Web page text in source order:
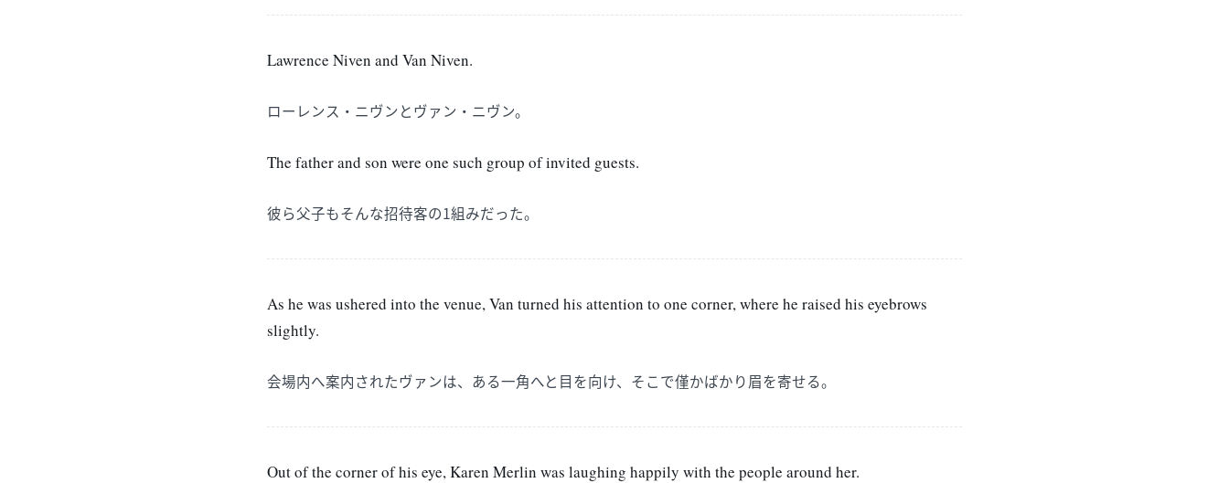
Lawrence Niven and Van Niven.
ローレンス・ニヴンとヴァン・ニヴン。
The father and son were one such group of invited guests.
彼ら父子もそんな招待客の1組みだった。
As he was ushered into the venue, Van turned his attention to one corner, where he raised his eyebrows
slightly.
会場内へ案内されたヴァンは、ある一角へと目を向け、そこで僅かばかり眉を寄せる。
Out of the corner of his eye, Karen Merlin was laughing happily with the people around her.